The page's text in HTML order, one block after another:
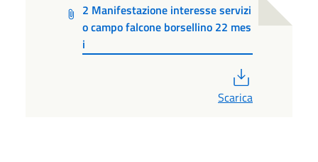
2 Manifestazione interesse servizi
o campo falcone borsellino 22 mes
i
Scarica